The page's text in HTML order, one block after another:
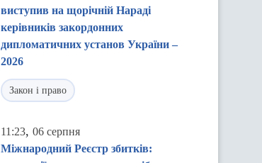
виступив на щорічній Нараді
керівників закордонних
дипломатичних установ України –
2026
Закон і право
11:23, 06 серпня
Міжнародний Реєстр збитків: